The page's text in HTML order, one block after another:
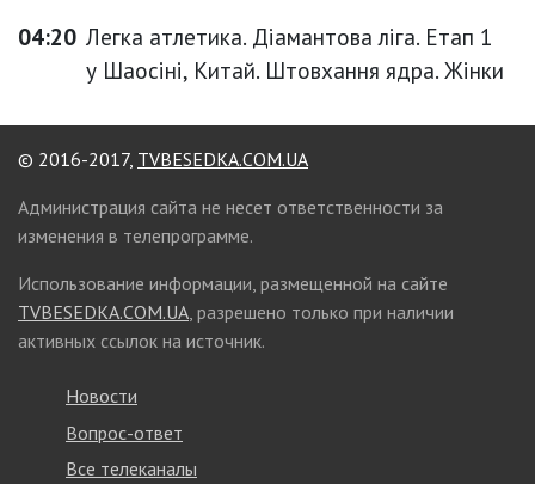
04:20 Легка атлетика. Діамантова ліга. Етап 1
у Шаосіні, Китай. Штовхання ядра. Жінки
© 2016-2017, TVBESEDKA.COM.UA
Администрация сайта не несет ответственности за
изменения в телепрограмме.
Использование информации, размещенной на сайте
TVBESEDKA.COM.UA, разрешено только при наличии
активных ссылок на источник.
Новости
Вопрос-ответ
Все телеканалы